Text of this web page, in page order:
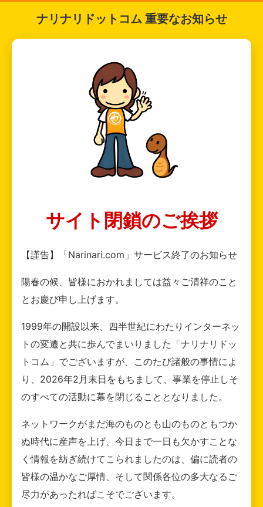
ナリナリドットコム 重要なお知らせ
サイト閉鎖のご挨拶
【謹告】「Narinari.com」サービス終了のお知らせ
陽春の候、皆様におかれましては益々ご清祥のこと
とお慶び申し上げます。
1999年の開設以来、四半世紀にわたりインターネッ
トの変遷と共に歩んでまいりました「ナリナリドッ
トコム」でございますが、このたび諸般の事情によ
り、2026年2月末日をもちまして、事業を停止しそ
のすべての活動に幕を閉じることとなりました。
ネットワークがまだ海のものとも山のものともつか
ぬ時代に産声を上げ、今日まで一日も欠かすことな
く情報を紡ぎ続けてこられましたのは、偏に読者の
皆様の温かなご厚情、そして関係各位の多大なるご
尽力があったればこそでございます。